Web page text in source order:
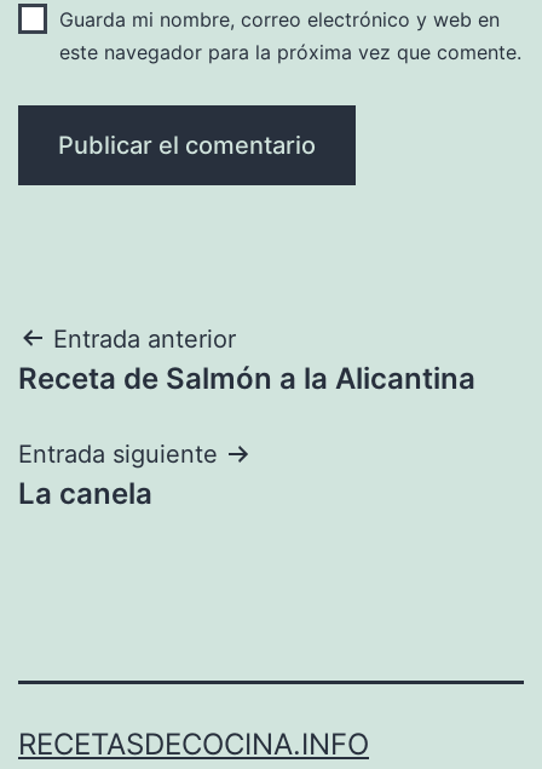
Guarda mi nombre, correo electrónico y web en
este navegador para la próxima vez que comente.
Navegación
de
entradas
Entrada anterior
Receta de Salmón a la Alicantina
Entrada siguiente
La canela
RECETASDECOCINA.INFO